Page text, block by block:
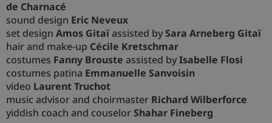
de Charnacé
sound design Eric Neveux
set design Amos Gitaïassisted bySara Arneberg Gitaï
hair and make-up Cécile Kretschmar
costumes Fanny Brouste assisted byIsabelle Flosi
costumes patina Emmanuelle Sanvoisin
video Laurent Truchot
music advisor and choirmaster Richard Wilberforce
yiddish coach and couselorShahar Fineberg